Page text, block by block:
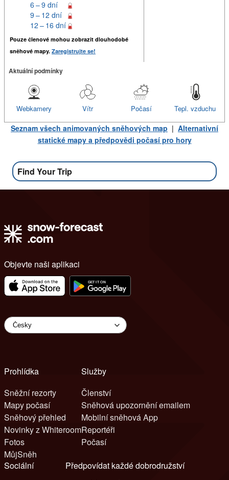
6 – 9 dní
9 – 12 dní
12 – 16 dní
Pouze členové mohou zobrazit dlouhodobé
sněhové mapy. Zaregistrujte se!
Aktuální podmínky
Tepl. vzduchu
Počasí
Vítr
Webkamery
Seznam všech animovaných sněhových map | Alternativní
statické mapy a předpovědi počasí pro hory
Find Your Trip
Objevte naši aplikaci
Prohlídka
Sněžní rezorty
Mapy počasí
Sněhový přehled
Novinky z Whiteroom
Fotos
MůjSněh
Služby
Členství
Sněhová upozornění emailem
Mobilní sněhová App
Reportéři
Počasí
Sociální
Předpovídat každé dobrodružství